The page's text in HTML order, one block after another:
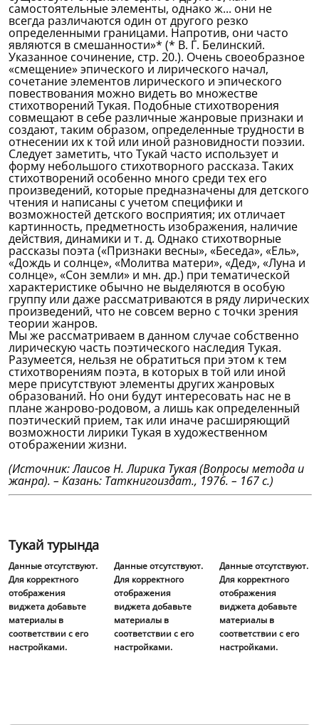
самостоятельные элементы, однако ж... они не
всегда различаются один от другого резко
определенными границами. Напротив, они часто
являются в смешанности»* (* В. Г. Белинский.
Указанное сочинение, стр. 20.). Очень своеобразное
«смещение» эпического и лирического начал,
сочетание элементов лирического и эпического
повествования можно видеть во множестве
стихотворений Тукая. Подобные стихотворения
совмещают в себе различные жанровые признаки и
создают, таким образом, определенные трудности в
отнесении их к той или иной разновидности поэзии.
Следует заметить, что Тукай часто использует и
форму небольшого стихотворного рассказа. Таких
стихотворений особенно много среди тех его
произведений, которые предназначены для детского
чтения и написаны с учетом специфики и
возможностей детского восприятия; их отличает
картинность, предметность изображения, наличие
действия, динамики и т. д. Однако стихотворные
рассказы поэта («Признаки весны», «Беседа», «Ель»,
«Дождь и солнце», «Молитва матери», «Дед», «Луна и
солнце», «Сон земли» и мн. др.) при тематической
характеристике обычно не выделяются в особую
группу или даже рассматриваются в ряду лирических
произведений, что не совсем верно с точки зрения
теории жанров.
Мы же рассматриваем в данном случае собственно
лирическую часть поэтического наследия Тукая.
Разумеется, нельзя не обратиться при этом к тем
стихотворениям поэта, в которых в той или иной
мере присутствуют элементы других жанровых
образований. Но они будут интересовать нас не в
плане жанрово-родовом, а лишь как определенный
поэтический прием, так или иначе расширяющий
возможности лирики Тукая в художественном
отображении жизни.
(Источник: Лаисов Н. Лирика Тукая (Вопросы метода и
жанра). – Казань: Таткнигоиздат., 1976. – 167 с.)
Тукай турында
Данные отсутствуют.
Для корректного
отображения
виджета добавьте
материалы в
соответствии с его
настройками.
Данные отсутствуют.
Для корректного
отображения
виджета добавьте
материалы в
соответствии с его
настройками.
Данные отсутствуют.
Для корректного
отображения
виджета добавьте
материалы в
соответствии с его
настройками.